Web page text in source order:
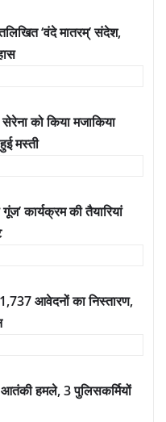
‘वंदे मातरम्’ संदेश,
को किया मजाकिया
मस्ती
कार्यक्रम की तैयारियां
आवेदनों का निस्तारण,
हमले, 3 पुलिसकर्मियों